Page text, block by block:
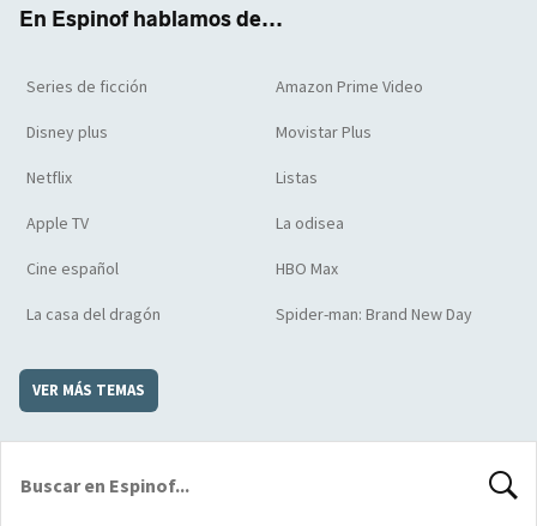
En Espinof hablamos de...
Series de ficción Amazon Prime Video
Disney plus Movistar Plus
Netflix Listas
Apple TV La odisea
Cine español HBO Max
La casa del dragón Spider-man: Brand New Day
VER MÁS TEMAS